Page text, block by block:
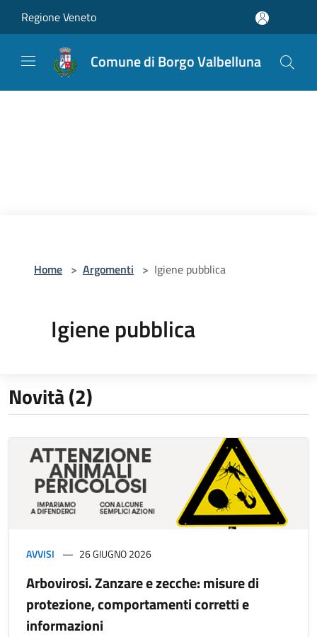
Regione Veneto
Comune di Borgo Valbelluna
Home > Argomenti > Igiene pubblica
Igiene pubblica
Novità (2)
AVVISI 26 GIUGNO 2026
Arbovirosi. Zanzare e zecche: misure di
protezione, comportamenti corretti e
informazioni